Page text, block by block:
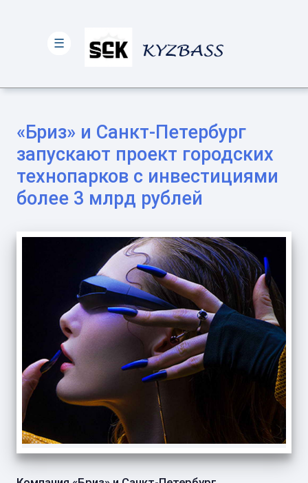
«Бриз» и Санкт-Петербург
запускают проект городских
технопарков с инвестициями
более 3 млрд рублей
☰